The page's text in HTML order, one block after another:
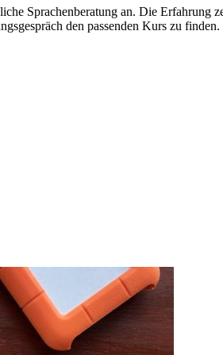
Sprachenberatung an. Die
den passenden Kurs zu